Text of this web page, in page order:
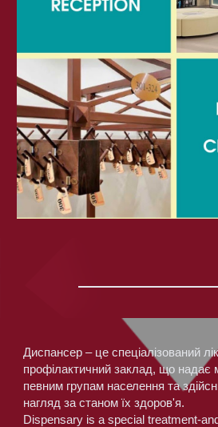
Диспансер – це спеціалізований
профілактичний заклад, що надає
певним групам населення та
нагляд за станом їх здоров'я.
Dispensary is a special treatment-